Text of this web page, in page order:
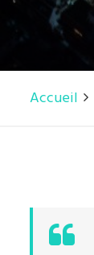
Accueil